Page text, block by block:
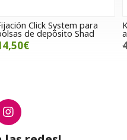
Kit de protector térmico para
alforjas Bagster
40,00€